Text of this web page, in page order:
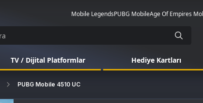
Mobile LegendsPUBG MobileAge Of Empires
TV / Dijital Platformlar Hediye Kartları
PUBG Mobile 4510 UC